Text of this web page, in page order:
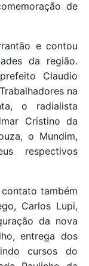
de
e contou
da região.
Claudio
na
o radialista
Cristino da
o Mundim,
respectivos
também
Carlos Lupi,
da nova
entrega dos
cursos do